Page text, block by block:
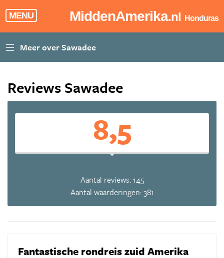
MENU MiddenAmerika.nl Honduras
Reviews Sawadee
8,5
Aantal reviews: 145
Aantal waarderingen: 381
Fantastische rondreis zuid Amerika